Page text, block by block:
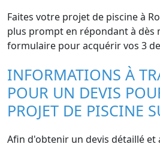
Faites votre projet de piscine à
plus prompt en répondant à dès
formulaire pour acquérir vos 3
INFORMATIONS À
POUR UN DEVIS
PROJET DE PISCINE
Afin d'obtenir un devis détaillé